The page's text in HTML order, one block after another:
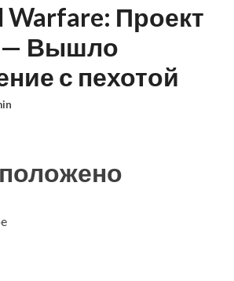
Warfare: Проект
— Вышло
с пехотой